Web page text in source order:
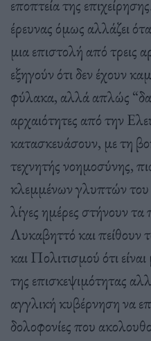
εποπτεία της
έρευνας όμως αλλάζει
μια επιστολή από τρεις
εξηγούν ότι δεν έχουν
φύλακα, αλλά απλώς
αρχαιότητες από την
κατασκευάσουν, με τη
τεχνητής νοημοσύνης,
κλεμμένων γλυπτών
λίγες ημέρες στήνουν
Λυκαβηττό και πείθουν
και Πολιτισμού ότι
της επισκεψιμότητας
αγγλική κυβέρνηση να
δολοφονίες που